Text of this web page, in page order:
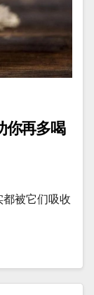
你再多喝
被它们吸收